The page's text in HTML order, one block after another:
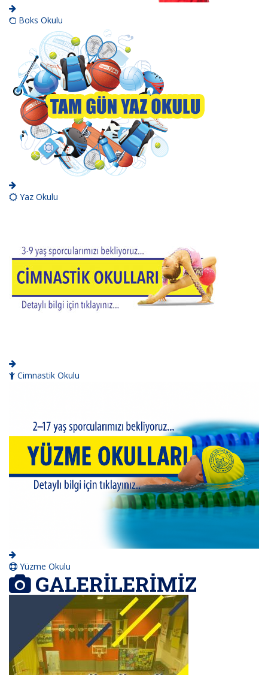
Boks Okulu
Yaz Okulu
Cimnastik Okulu
Yüzme Okulu
GALERİLERİMİZ